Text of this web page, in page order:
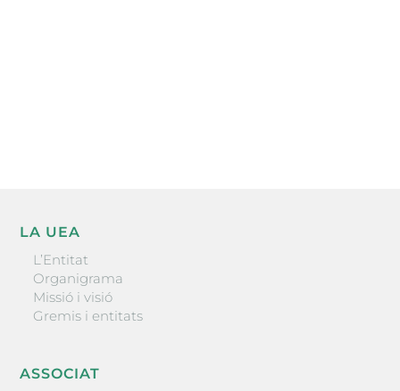
LA UEA
L’Entitat
Organigrama
Missió i visió
Gremis i entitats
ASSOCIAT